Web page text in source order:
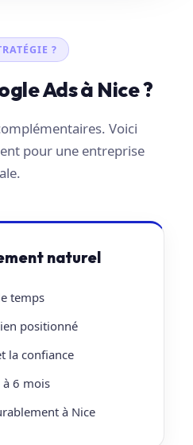
?
Ads à Nice ?
Voici
pour une entreprise
naturel
temps
positionné
la confiance
à 6 mois
à Nice